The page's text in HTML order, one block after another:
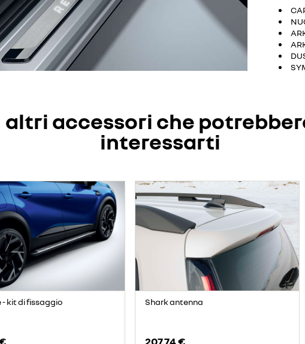
altri accessori che
interessarti
- kit di fissaggio Shark antenna
207,74 €